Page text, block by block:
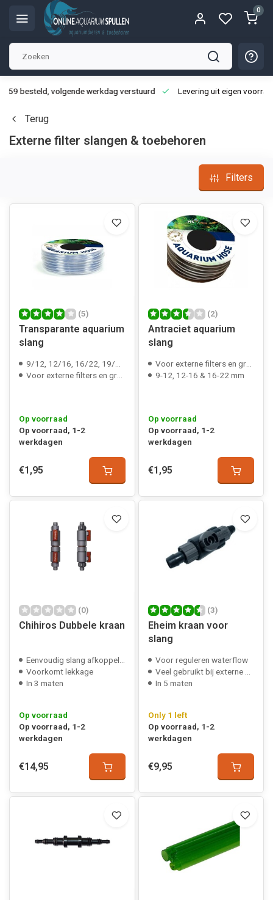
0
besteld, volgende werkdag verstuurd Levering uit eigen
Terug
Externe filter slangen & toebehoren
Filters
(5)
Transparante aquarium
slang
9/12, 12/16, 16/22, 19/27 & 25/35 mm
Voor externe filters en grote luchtpompen
Op voorraad
Op voorraad, 1-2
werkdagen
€1,95
(2)
Antraciet aquarium
slang
Voor externe filters en grote luchtpompen
9-12, 12-16 & 16-22 mm
Op voorraad
Op voorraad, 1-2
werkdagen
€1,95
(0)
Chihiros Dubbele kraan
Eenvoudig slang afkoppelen
Voorkomt lekkage
In 3 maten
Op voorraad
Op voorraad, 1-2
werkdagen
€14,95
(3)
Eheim kraan voor
slang
Voor reguleren waterflow
Veel gebruikt bij externe filters
In 5 maten
Only 1 left
Op voorraad, 1-2
werkdagen
€9,95